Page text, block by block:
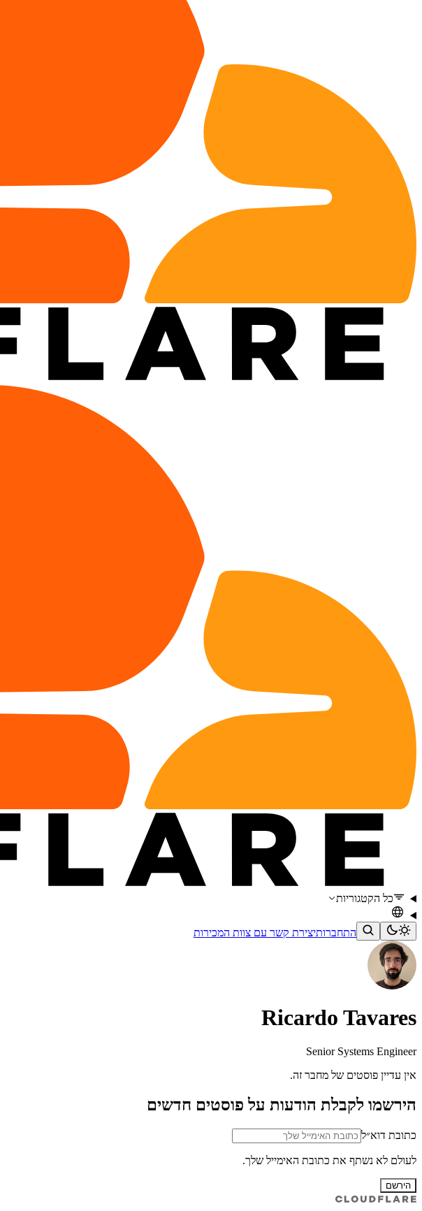
כל הקטגוריות
התחברותיצירת קשר עם צוות המכירות
Ricardo Tavares
Senior Systems Engineer
אין עדיין פוסטים של מחבר זה.
הירשמו לקבלת הודעות על פוסטים חדשים
כתובת דוא״ל
לעולם לא נשתף את כתובת האימייל שלך.
הירשם